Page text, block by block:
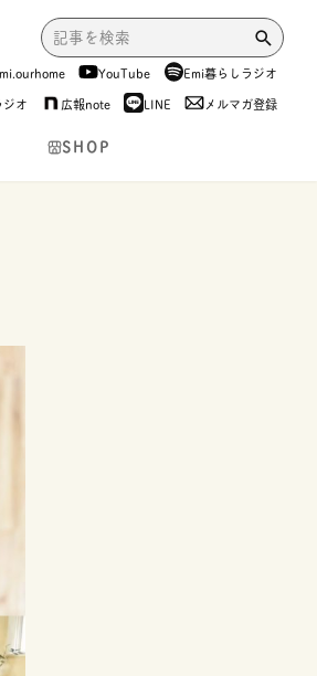
YouTube
Emi暮らしラジオ
オ
広報note LINE メルマガ登録
SHOP